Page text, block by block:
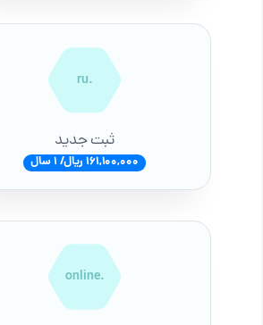
.ru
ثبت جدید
161,100,000 ریال/ 1 سال
.online